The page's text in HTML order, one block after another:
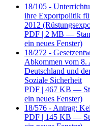
18/105 -
ihre Exportpolitik
2012
PDF | 2 MB —
ein neues Fenster)
18/272 -
Abkommen vom 8.
Deutschland und
Soziale Sicherheit
PDF | 467 KB —
ein neues Fenster)
18/576 - Antrag:
PDF | 145 KB —